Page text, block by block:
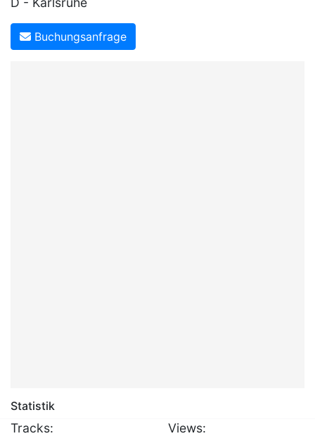
Buchungsanfrage
Statistik
Tracks:
Views: